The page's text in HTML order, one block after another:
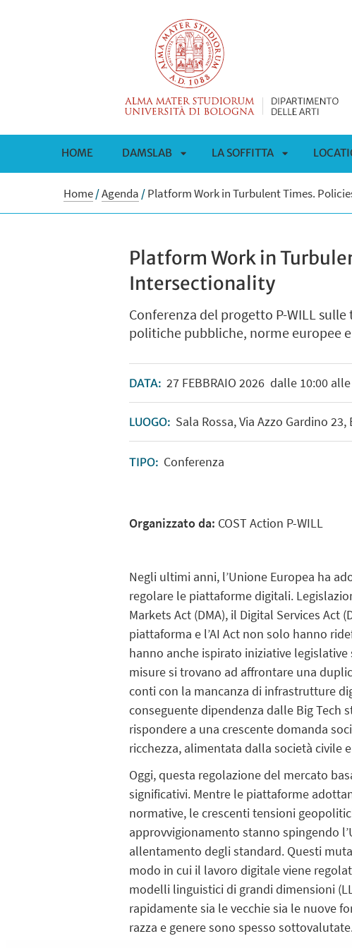
HOME DAMSLAB
APRI
LA SOFFITTA
APRI
Home/Agenda /Platform Work in Turbulent Times.
Platform Work in
Intersectionality
Conferenza del progetto P-WILL
politiche pubbliche, norme europee
DATA: 27FEBBRAIO 2026dalle 10:00 alle
LUOGO: Sala Rossa, Via Azzo Gardino
TIPO: Conferenza
Organizzato da: COST Action P-WILL
Negli ultimi anni, l’Unione Europea ha
regolare le piattaforme digitali.
Markets Act (DMA), il Digital Services Act
piattaforma e l’AI Act non solo hanno
hanno anche ispirato iniziative
misure si trovano ad affrontare una
conti con la mancanza di infrastrutture
conseguente dipendenza dalle Big Tech
rispondere a una crescente domanda
ricchezza, alimentata dalla società civile
Oggi, questa regolazione del mercato
significativi. Mentre le piattaforme
normative, le crescenti tensioni
approvvigionamento stanno spingendo
allentamento degli standard. Questi
modo in cui il lavoro digitale viene
modelli linguistici di grandi dimensioni
rapidamente sia le vecchie sia le nuove
razza e genere sono spesso